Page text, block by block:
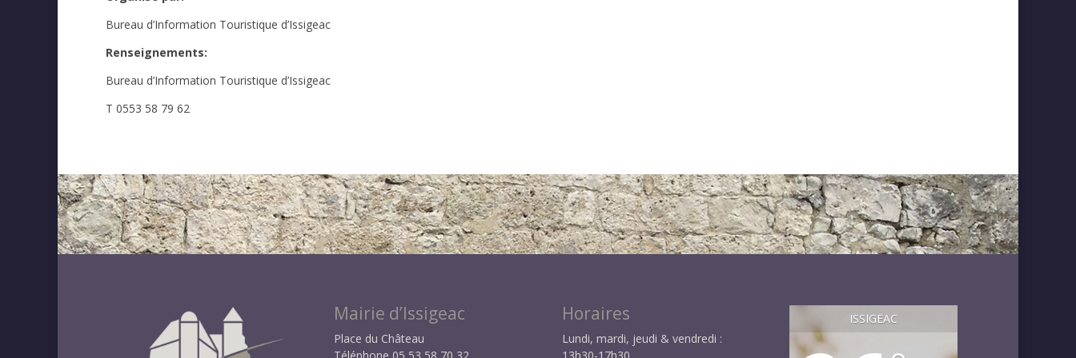
Bureau d’Information Touristique d’Issigeac
Renseignements:
Bureau d’Information Touristique d’Issigeac
T 0553 58 79 62
Mairie d’Issigeac
Place du Château
Horaires
Lundi, mardi, jeudi & vendredi :
ISSIGEAC